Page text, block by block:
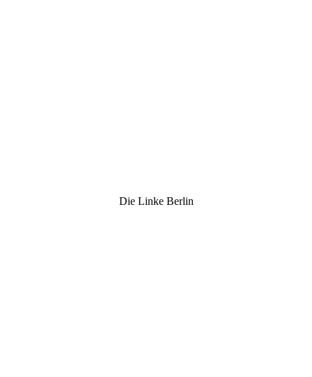
Die Linke Berlin